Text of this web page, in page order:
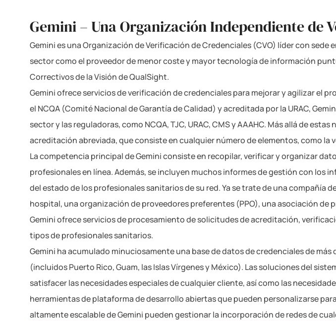
Gemini – Una Organización Independiente de
Gemini es una Organización de Verificación de Credenciales (CVO) líder con
sector como el proveedor de menor coste y mayor tecnología de información
Correctivos de la Visión de QualSight.
Gemini ofrece servicios de verificación de credenciales para mejorar y agilizar el
el NCQA (Comité Nacional de Garantía de Calidad) y acreditada por la URAC,
sector y las reguladoras, como NCQA, TJC, URAC, CMS y AAAHC. Más allá de
acreditación abreviada, que consiste en cualquier número de elementos, como la
La competencia principal de Gemini consiste en recopilar, verificar y organizar
profesionales en línea. Además, se incluyen muchos informes de gestión con
del estado de los profesionales sanitarios de su red. Ya se trate de una compañía
hospital, una organización de proveedores preferentes (PPO), una asociación
Gemini ofrece servicios de procesamiento de solicitudes de acreditación,
tipos de profesionales sanitarios.
Gemini ha acumulado minuciosamente una base de datos de credenciales de
(incluidos Puerto Rico, Guam, las Islas Vírgenes y México). Las soluciones del
satisfacer las necesidades especiales de cualquier cliente, así como las
herramientas de plataforma de desarrollo abiertas que pueden personalizarse
altamente escalable de Gemini pueden gestionar la incorporación de redes de